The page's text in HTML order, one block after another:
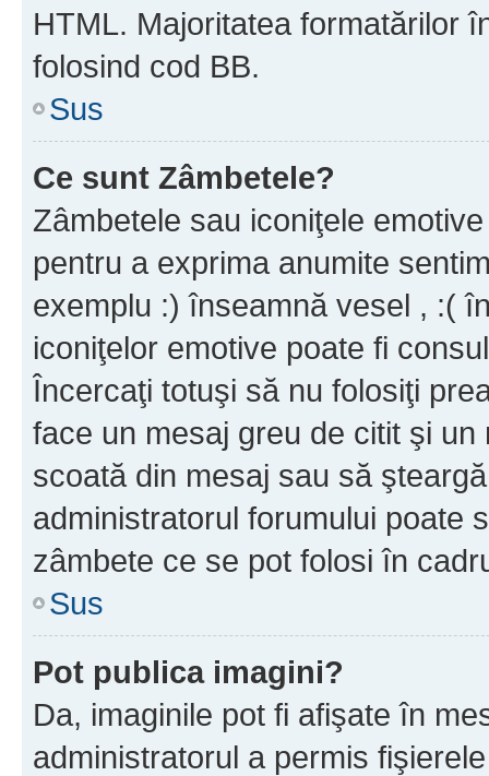
HTML. Majoritatea formatărilor
folosind cod BB.
Sus
Ce sunt Zâmbetele?
Zâmbetele sau iconiţele
pentru a exprima anumite
exemplu :) înseamnă vesel , :(
iconiţelor emotive poate fi
Încercaţi totuşi să nu folosiţi
face un mesaj greu de citit şi
scoată din mesaj sau să
administratorul forumului poate
zâmbete ce se pot folosi în
Sus
Pot publica imagini?
Da, imaginile pot fi afişate în
administratorul a permis